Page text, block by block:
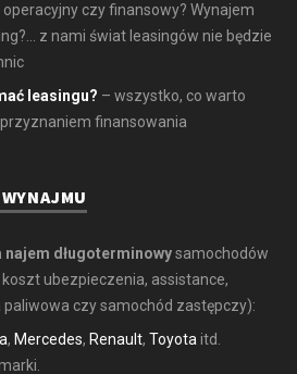
operacyjny czy finansowy? Wynajem
z nami świat leasingów nie będzie
leasingu? – wszystko, co warto
finansowania
długoterminowysamochodów
ubezpieczenia, assistance,
paliwowa czy samochód zastępczy):
, Mercedes, Renault, Toyota itd.